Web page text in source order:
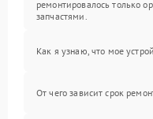
ремонтировалось только
запчастями.
Как я узнаю, что мое
От чего зависит срок